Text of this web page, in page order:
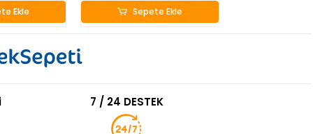
Ekle Sepete Ekle
7 / 24 DESTEK